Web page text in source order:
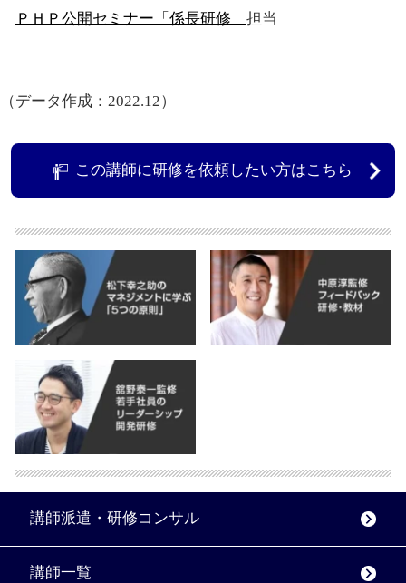
ＰＨＰ公開セミナー「係長研修」 担当
（データ作成：2022.12）
この講師に研修を依頼したい方はこちら
講師派遣・研修コンサル
講師一覧